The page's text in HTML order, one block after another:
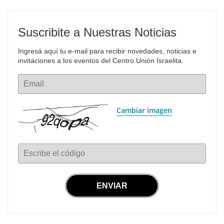
Suscribite a Nuestras Noticias
Ingresá aquí tu e-mail para recibir novedades, noticias e
invitaciones a los eventos del Centro Unión Israelita.
Email
Cambiar imagen
Escribe el código